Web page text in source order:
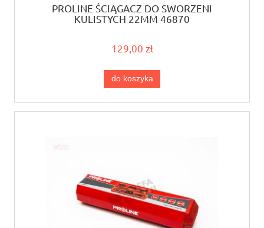
PROLINE ŚCIĄGACZ DO SWORZENI
KULISTYCH 22MM 46870
129,00 zł
do koszyka